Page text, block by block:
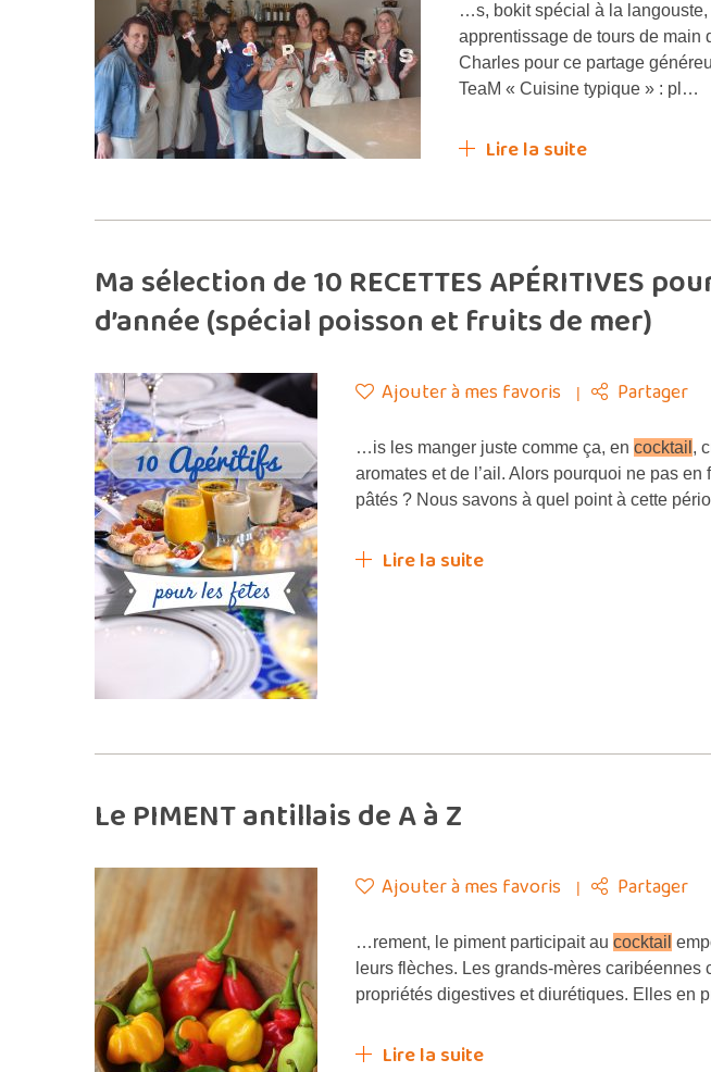
…s, bokit spécial à la langouste,
apprentissage de tours de main
Charles pour ce partage
TeaM « Cuisine typique » : pl…
Lire la suite
Ma sélection de 10 RECETTES APÉRITIVES
d’année (spécial poisson et fruits de mer)
Ajouter à mes favoris Partager
…is les manger juste comme ça, en cocktail ,
aromates et de l’ail. Alors pourquoi ne pas en
pâtés ? Nous savons à quel point à cette
Lire la suite
Le PIMENT antillais de A à Z
Ajouter à mes favoris Partager
…rement, le piment participait au cocktail
leurs flèches. Les grands-mères caribéennes
propriétés digestives et diurétiques. Elles en
Lire la suite